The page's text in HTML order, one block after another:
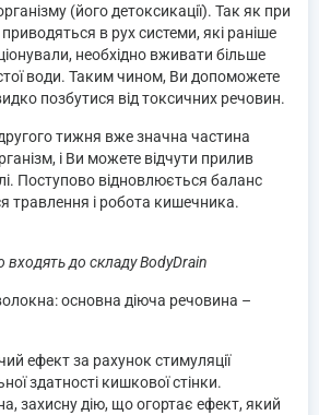
(його детоксикації). Так як при
в рух системи, які раніше
необхідно вживати більше
води. Таким чином, Ви допоможете
позбутися від токсичних речовин.
другого тижня вже значна частина
і Ви можете відчути прилив
Поступово відновлюється баланс
травлення і робота кишечника.
входять до складу BodyDrain
основна діюча речовина –
ефект за рахунок стимуляції
здатності кишкової стінки.
захисну дію, що огортає ефект, який